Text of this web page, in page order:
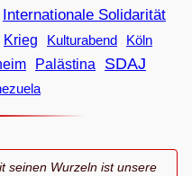
Internationale Solidarität
Krieg Kulturabend
Köln
Palästina
SDAJ
seinen Wurzeln ist unsere